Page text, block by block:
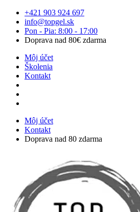
Preskočiť
obsah
+421 903 924 697
info@topgel.sk
Pon - Pia: 8:00 - 17:00
Doprava nad 80€ zdarma
Môj účet
Školenia
Kontakt
Môj účet
Kontakt
Doprava nad 80 zdarma